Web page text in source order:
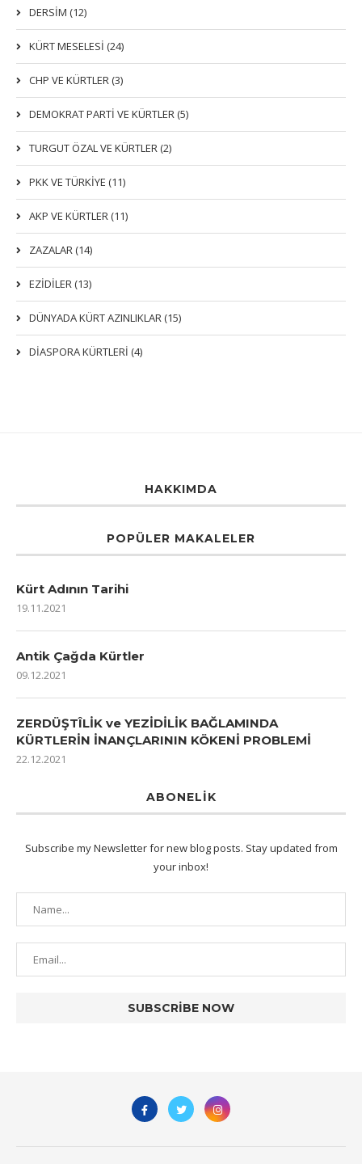
DERSIM (12)
KÜRT MESELESİ (24)
CHP VE KÜRTLER (3)
DEMOKRAT PARTI VE KÜRTLER (5)
TURGUT ÖZAL VE KÜRTLER (2)
PKK VE TÜRKIYE (11)
AKP VE KÜRTLER (11)
ZAZALAR (14)
EZIDILER (13)
DÜNYADA KÜRT AZINLIKLAR (15)
DİASPORA KÜRTLERİ (4)
HAKKIMDA
POPÜLER MAKALELER
Kürt Adının Tarihi
19.11.2021
Antik Çağda Kürtler
09.12.2021
ZERDÜŞTÎLİK ve YEZİDİLİK BAĞLAMINDA
KÜRTLERİN İNANÇLARININ KÖKENİ PROBLEMİ
22.12.2021
ABONELIK
Subscribe my Newsletter for new blog posts. Stay updated from
your inbox!